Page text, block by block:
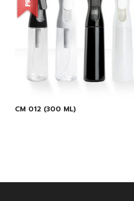
CM 012 (300 ML)